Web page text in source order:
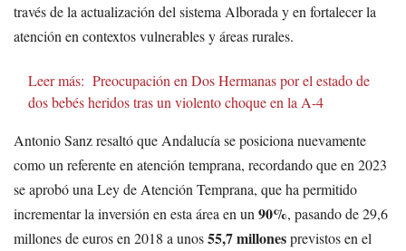
través de la actualización del sistema Alborada y en fortalecer la
atención en contextos vulnerables y áreas rurales.
Leer más: Preocupación en Dos Hermanas por el estado de
dos bebés heridos tras un violento choque en la A-4
Antonio Sanz resaltó que Andalucía se posiciona nuevamente
como un referente en atención temprana, recordando que en 2023
se aprobó una Ley de Atención Temprana, que ha permitido
incrementar la inversión en esta área en un 90%, pasando de 29,6
millones de euros en 2018 a unos55,7 millonesprevistos en el